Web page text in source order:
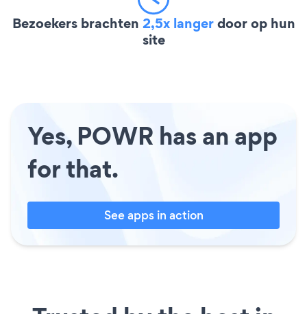
Bezoekers brachten 2,5x langerdoor op hun
site
Yes, POWR has an app
for that.
See apps in action